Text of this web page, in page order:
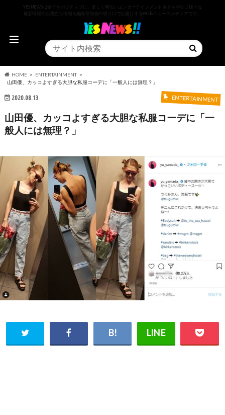
YESNEWSは全てをポジティブに、楽しく明るいエンターテインメントネタを中心に様々な
最新情報やお役立ち情報を編集部独自の切り口でお届けするWEBニュースメディアです。
HOME
ENTERTAINMENT
山田優、カッコよすぎる大胆な私服コーデに「一般人には無理？」
2020.08.13 ENTERTAINMENT
山田優、カッコよすぎる大胆な私服コーデに「一
般人には無理？」